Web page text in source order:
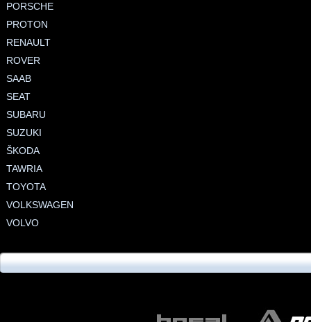
PORSCHE
PROTON
RENAULT
ROVER
SAAB
SEAT
SUBARU
SUZUKI
ŠKODA
TAWRIA
TOYOTA
VOLKSWAGEN
VOLVO